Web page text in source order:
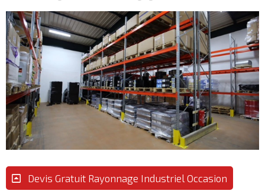
Devis Gratuit Rayonnage Industriel Occasion